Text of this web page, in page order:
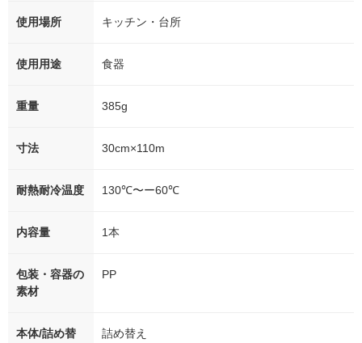
使用場所 キッチン・台所
使用用途 食器
重量 385g
寸法 30cm×110m
耐熱耐冷温度 130℃〜ー60℃
内容量 1本
包装・容器の
素材
PP
本体/詰め替
詰め替え